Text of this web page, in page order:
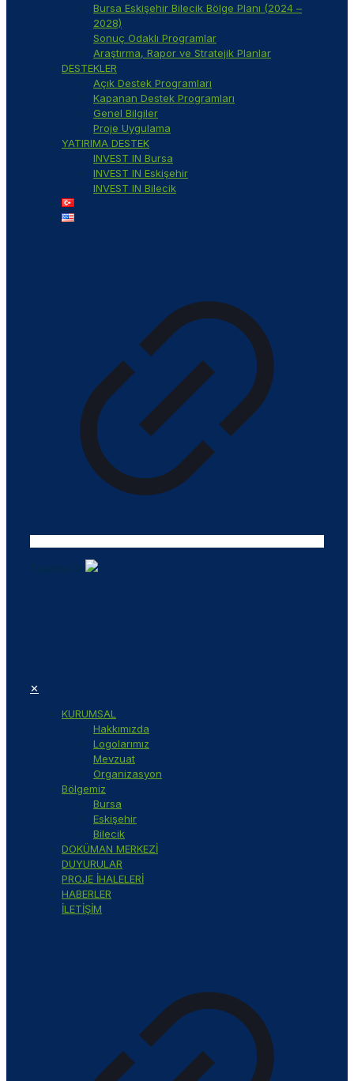
Bursa Eskişehir Bilecik Bölge Planı (2024 –
2028)
Sonuç Odaklı Programlar
Araştırma, Rapor ve Stratejik Planlar
DESTEKLER
Açık Destek Programları
Kapanan Destek Programları
Genel Bilgiler
Proje Uygulama
YATIRIMA DESTEK
INVEST IN Bursa
INVEST IN Eskişehir
INVEST IN Bilecik
✕
KURUMSAL
Hakkımızda
Logolarımız
Mevzuat
Organizasyon
Bölgemiz
Bursa
Eskişehir
Bilecik
DOKÜMAN MERKEZİ
DUYURULAR
PROJE İHALELERİ
HABERLER
İLETİŞİM